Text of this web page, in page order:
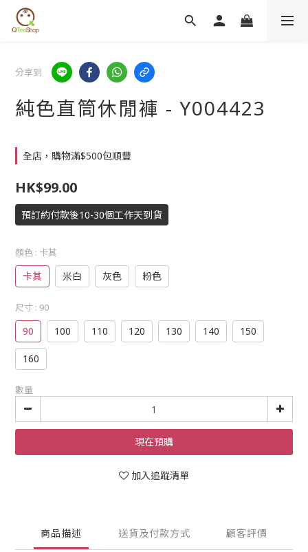
分享到
純色直筒休閒褲 - Y004423
全店，購物滿$500包順豐
HK$99.00
預訂約付款後10-30個工作天到貨
顏色 : 卡其
卡其 米白 灰色 粉色
尺寸 : 90
90 100 110 120 130 140 150
160
數量
現在預購
加入追蹤清單
商品描述 送貨及付款方式 顧客評價